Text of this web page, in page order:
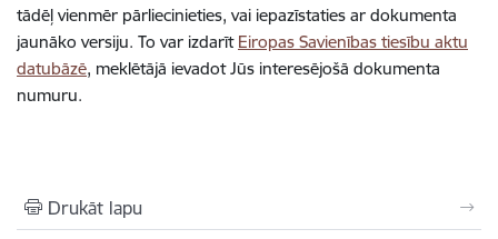
tādēļ vienmēr pārliecinieties, vai iepazīstaties ar dokumenta
jaunāko versiju. To var izdarīt Eiropas Savienības tiesību aktu
datubāzē, meklētājā ievadot Jūs interesējošā dokumenta
numuru.
Drukāt lapu